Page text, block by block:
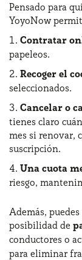
Pensado para
YoyoNow
Contratar
papeleos.
Recoger el
seleccionados.
Cancelar o
tienes claro
mes si renovar,
suscripción.
Una cuota
riesgo,
Además,
posibilidad de
conductores o
para eliminar